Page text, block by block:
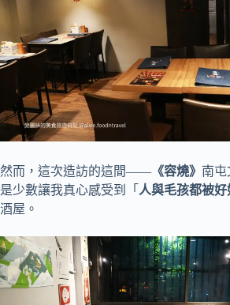
然而，這次造訪的這間—— 《容燒》 南屯
是少數讓我真心感受到「 人與毛孩都被
酒屋。